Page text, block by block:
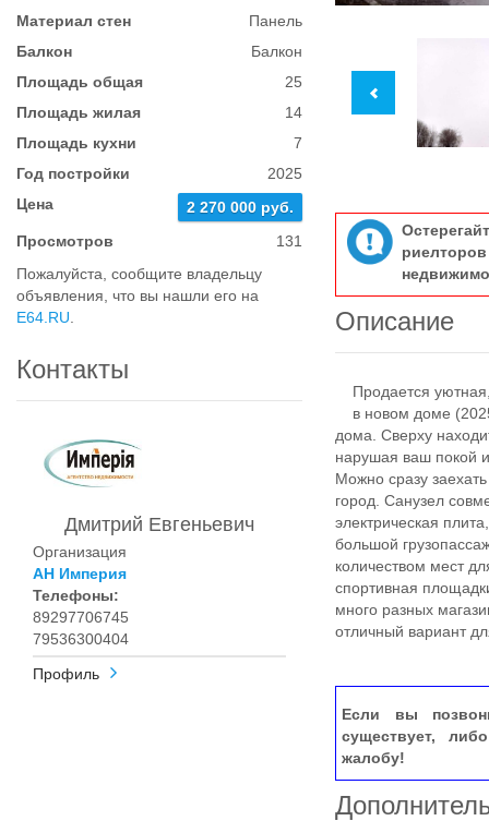
Материал стен
Панель
Балкон
Балкон
Площадь общая
25
Площадь жилая
14
Площадь кухни
7
Год постройки
2025
Цена
2 270 000 руб.
Просмотров
131
Пожалуйста, сообщите владельцу
объявления, что вы нашли его на
E64.RU
Контакты
Дмитрий Евгеньевич
Организация
АН Империя
Телефоны:
89297706745
79536300404
Профиль
Описание
Продается
в новом доме
дома. Сверху
нарушая ваш покой
Можно сразу
город. Санузел
электрическая
большой
количеством мест
спортивная
много разных
отличный вариант
Если вы
существует,
жалобу!